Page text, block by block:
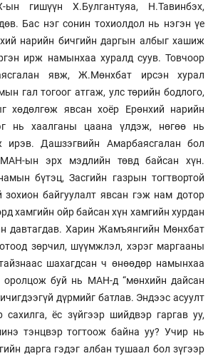
гишүүн Х.Булгантуяа, Н.Тавинбэх,
Бас нэг сонин тохиолдол нь нэгэн үе
нарийн бичгийн даргын албыг хашиж
ирж намынхаа хуралд суув. Товчоор
явж, Ж.Мөнхбат ирсэн хурал
гал тогоог атгаж, улс төрийн бодлого,
хөдөлгөж явсан хоёр Ерөнхий нарийн
нь хаалганы цаана үлдэж, нөгөө нь
ирэв. Дашзэгвийн Амарбаясгалан бол
ын эрх мэдлийн төвд байсан хүн.
бүтэц, Засгийн газрын тогтвортой
байгуулалт явсан гэж нам дотор
хамгийн ойр байсан хүн хамгийн хурдан
давтагдав. Харин Жамъянгийн Мөнхбат
зөрчил, шүүмжлэл, хэрэг маргааны
шахагдсан ч өнөөдөр намынхаа
оролцож буй нь МАН-д “мөнхийн дайсан
дүрмийг батлав. Эндээс асуулт
ёс зүйгээр шийдвэр гаргав уу,
тэнцвэр тогтоож байна уу? Учир нь
дарга гэдэг албан тушаал бол зүгээр